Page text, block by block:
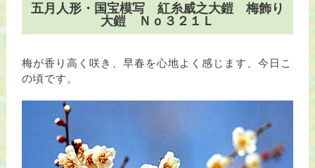
五月人形・国宝模写 紅糸威之大鎧 梅飾り
大鎧 Ｎｏ３２１Ｌ
梅が香り高く咲き、早春を心地よく感じます、今日こ
の頃です。